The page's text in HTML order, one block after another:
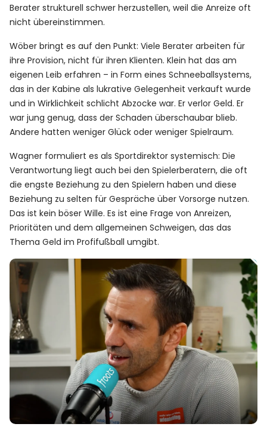
Berater strukturell schwer herzustellen, weil die Anreize oft
nicht übereinstimmen.
Wöber bringt es auf den Punkt: Viele Berater arbeiten für
ihre Provision, nicht für ihren Klienten. Klein hat das am
eigenen Leib erfahren – in Form eines Schneeballsystems,
das in der Kabine als lukrative Gelegenheit verkauft wurde
und in Wirklichkeit schlicht Abzocke war. Er verlor Geld. Er
war jung genug, dass der Schaden überschaubar blieb.
Andere hatten weniger Glück oder weniger Spielraum.
Wagner formuliert es als Sportdirektor systemisch: Die
Verantwortung liegt auch bei den Spielerberatern, die oft
die engste Beziehung zu den Spielern haben und diese
Beziehung zu selten für Gespräche über Vorsorge nutzen.
Das ist kein böser Wille. Es ist eine Frage von Anreizen,
Prioritäten und dem allgemeinen Schweigen, das das
Thema Geld im Profifußball umgibt.